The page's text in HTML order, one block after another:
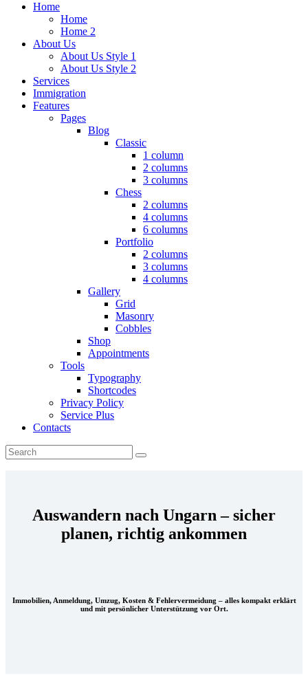
Home
Home
Home 2
About Us
About Us Style 1
About Us Style 2
Services
Immigration
Features
Pages
Blog
Classic
1 column
2 columns
3 columns
Chess
2 columns
4 columns
6 columns
Portfolio
2 columns
3 columns
4 columns
Gallery
Grid
Masonry
Cobbles
Shop
Appointments
Tools
Typography
Shortcodes
Privacy Policy
Service Plus
Contacts
Auswandern nach Ungarn – sicher
planen, richtig ankommen
Immobilien, Anmeldung, Umzug, Kosten & Fehlervermeidung – alles kompakt erklärt
und mit persönlicher Unterstützung vor Ort.